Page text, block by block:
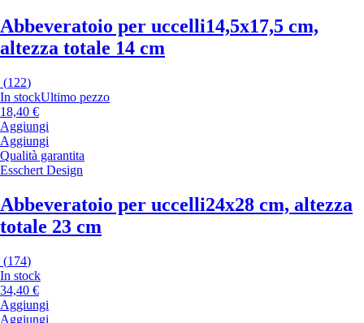
Abbeveratoio per uccelli14,5x17,5 cm,
altezza totale 14 cm
(122)
In stockUltimo pezzo
18,40 €
Aggiungi
Aggiungi
Qualità garantita
Esschert Design
Abbeveratoio per uccelli24x28 cm, altezza
totale 23 cm
(174)
In stock
34,40 €
Aggiungi
Aggiungi